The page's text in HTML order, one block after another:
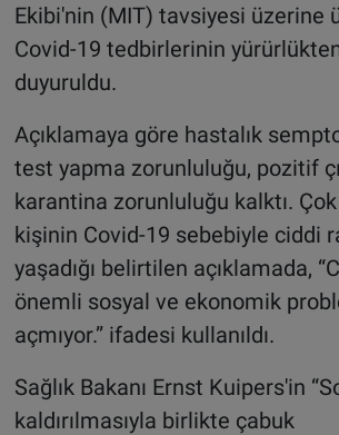
Ekibi'nin (MIT) tavsiyesi üzerine
Covid-19 tedbirlerinin yürürlükten
duyuruldu.
Açıklamaya göre hastalık
test yapma zorunluluğu, pozitif
karantina zorunluluğu kalktı. Çok
kişinin Covid-19 sebebiyle ciddi
yaşadığı belirtilen açıklamada,
önemli sosyal ve ekonomik
açmıyor.” ifadesi kullanıldı.
Sağlık Bakanı Ernst Kuipers'in
kaldırılmasıyla birlikte çabuk